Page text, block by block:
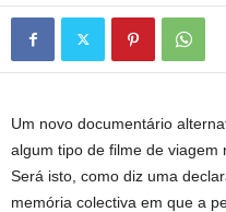
Um novo documentário
algum tipo de filme de
Será isto, como diz uma
memória colectiva em que a